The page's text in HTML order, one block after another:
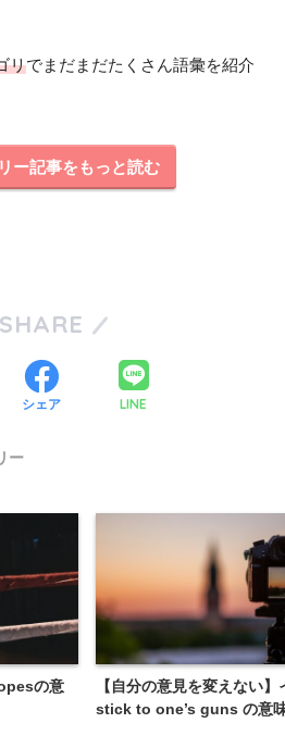
リでまだまだたくさん語彙を紹介
ー記事をもっと読む
SHARE
シェア LINE
ー
の意
【自分の意見を変えない
stick to one’s guns の意